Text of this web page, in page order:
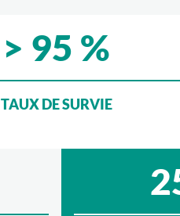
> 95 %
TAUX DE SURVIE